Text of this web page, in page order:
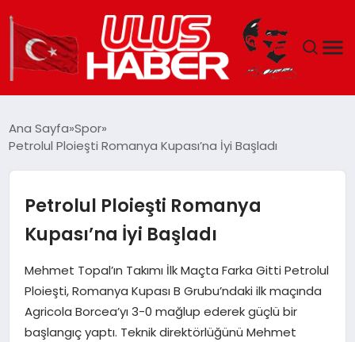
EKONOMI
SIYASET
EĞITIM
Ana Sayfa Spor
Petrolul Ploieşti Romanya Kupası’na İyi Başladı
Petrolul Ploieşti Romanya
Kupası’na İyi Başladı
Mehmet Topal’ın Takımı İlk Maçta Farka Gitti Petrolul
Ploieşti, Romanya Kupası B Grubu’ndaki ilk maçında
Agricola Borcea’yı 3-0 mağlup ederek güçlü bir
başlangıç yaptı. Teknik direktörlüğünü Mehmet